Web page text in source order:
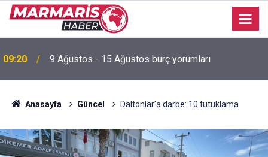
22:03
Hasar’dan tepki “Erişilebilirlik bir lütuf değil, haktır”
Anasayfa Güncel Daltonlar’a darbe: 10 tutuklama